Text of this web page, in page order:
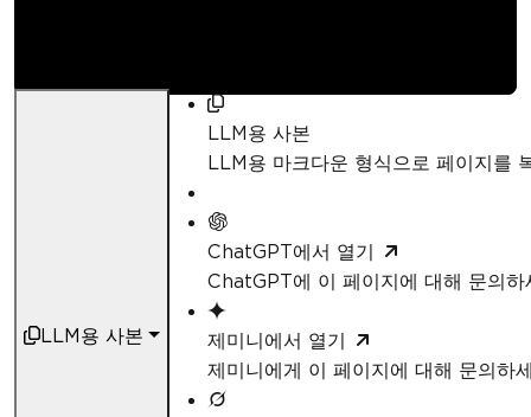
LLM용 사본
LLM용 사본
LLM용 마크다운 형식으로 페이지를
ChatGPT에서 열기
ChatGPT에 이 페이지에 대해 문의하
제미니에서 열기
제미니에게 이 페이지에 대해 문의하